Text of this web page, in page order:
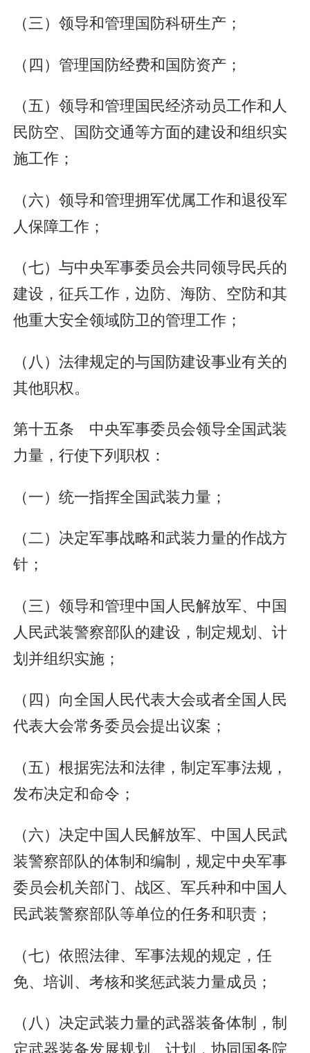
（三）领导和管理国防科研生产；
（四）管理国防经费和国防资产；
（五）领导和管理国民经济动员工作和人
民防空、国防交通等方面的建设和组织实
施工作；
（六）领导和管理拥军优属工作和退役军
人保障工作；
（七）与中央军事委员会共同领导民兵的
建设，征兵工作，边防、海防、空防和其
他重大安全领域防卫的管理工作；
（八）法律规定的与国防建设事业有关的
其他职权。
第十五条 中央军事委员会领导全国武装
力量，行使下列职权：
（一）统一指挥全国武装力量；
（二）决定军事战略和武装力量的作战方
针；
（三）领导和管理中国人民解放军、中国
人民武装警察部队的建设，制定规划、计
划并组织实施；
（四）向全国人民代表大会或者全国人民
代表大会常务委员会提出议案；
（五）根据宪法和法律，制定军事法规，
发布决定和命令；
（六）决定中国人民解放军、中国人民武
装警察部队的体制和编制，规定中央军事
委员会机关部门、战区、军兵种和中国人
民武装警察部队等单位的任务和职责；
（七）依照法律、军事法规的规定，任
免、培训、考核和奖惩武装力量成员；
（八）决定武装力量的武器装备体制，制
定武器装备发展规划、计划，协同国务院